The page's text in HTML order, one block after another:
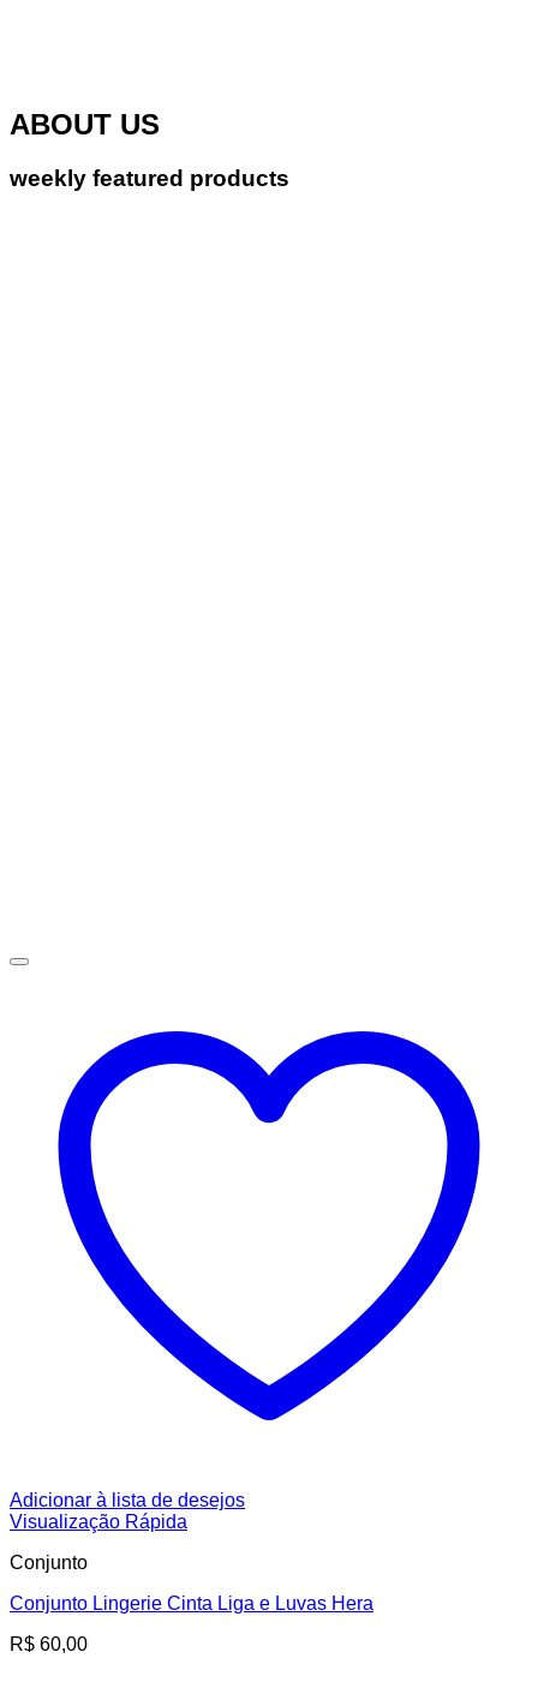
ABOUT US
weekly featured products
Adicionar à lista de desejos
Visualização Rápida
Conjunto
Conjunto Lingerie Cinta Liga e Luvas Hera
R$ 60,00